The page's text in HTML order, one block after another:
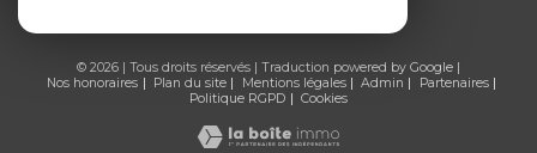
© 2026 | Tous droits réservés | Traduction powered by Google |
Nos honoraires
Plan du site Mentions légales Admin
Partenaires
Politique RGPD
Cookies